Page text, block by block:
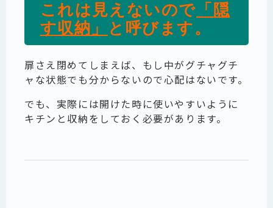
これは見えないので 「隠
す収納」
と呼びます。
扉さえ閉めてしまえば、もし中がグチャグチ
ャな状態でも分からないので心配はないです。
でも、実際には開けた時に使いやすいように
キチンと収納をしておく必要があります。